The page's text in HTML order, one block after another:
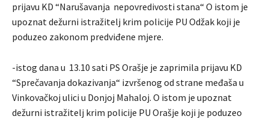
prijavu KD “Narušavanja nepovredivosti stana“ O istom je
upoznat dežurni istražitelj krim policije PU Odžak koji je
poduzeo zakonom predviđene mjere.
-istog dana u 13.10 sati PS Orašje je zaprimila prijavu KD
“Sprečavanja dokazivanja“ izvršenog od strane međaša u
Vinkovačkoj ulici u Donjoj Mahaloj. O istom je upoznat
dežurni istražitelj krim policije PU Orašje koji je poduzeo